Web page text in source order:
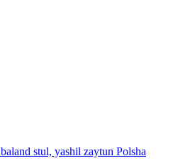
stul, yashil zaytun Polsha